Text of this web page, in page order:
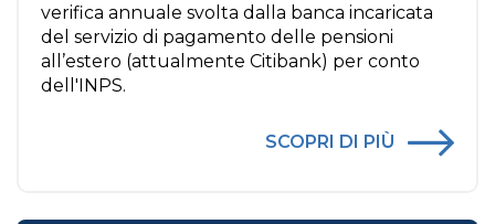
verifica annuale svolta dalla banca incaricata
del servizio di pagamento delle pensioni
all’estero (attualmente Citibank) per conto
dell'INPS.
SCOPRI DI PIÙ